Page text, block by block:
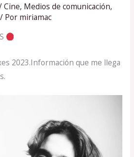
Cine, Medios de comunicación,
/ Por miriamac
2023.Información que me llega